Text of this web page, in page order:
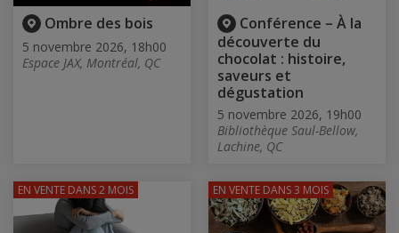
Ombre des bois
5 novembre 2026, 18h00
Espace JAX, Montréal, QC
Conférence – À la
découverte du
chocolat : histoire,
saveurs et
dégustation
5 novembre 2026, 19h00
Bibliothèque Saul-Bellow,
Lachine, QC
EN VENTE DANS 2 MOIS EN VENTE DANS 3 MOIS